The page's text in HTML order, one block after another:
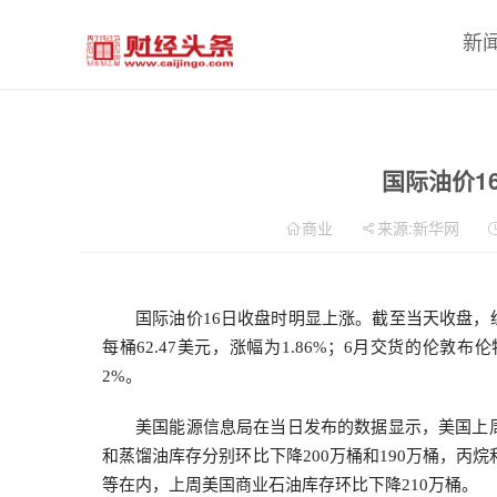
新
国际油价
商业 来源:新华网
国际油价16日收盘时明显上涨。截至当天收盘
每桶62.47美元，涨幅为1.86%；6月交货的伦敦布
2%。
美国能源信息局在当日发布的数据显示，美国
和蒸馏油库存分别环比下降200万桶和190万桶，丙
等在内，上周美国商业石油库存环比下降210万桶。